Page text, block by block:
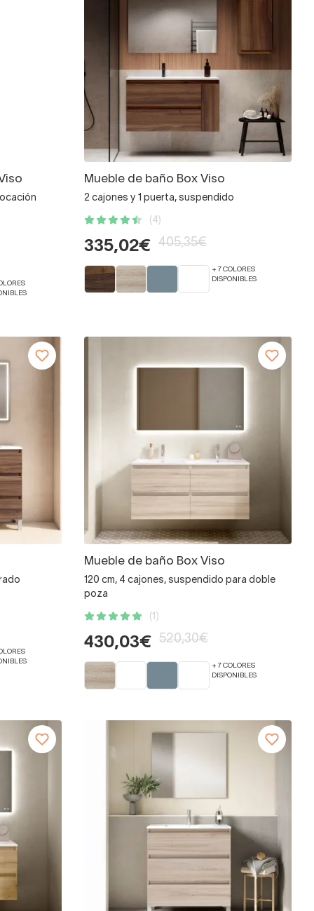
Mueble de baño Box Viso
2 cajones y 1 puerta, suspendido
(4)
335,02€ 405,35€
+ 7 COLORES
DISPONIBLES
Mueble de baño Box Viso
120 cm, 4 cajones, suspendido para doble
poza
(1)
430,03€ 520,30€
+ 7 COLORES
DISPONIBLES